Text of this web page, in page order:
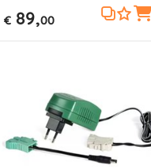
€89,00